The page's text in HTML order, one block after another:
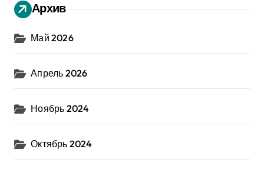
Архив
Май 2026
Апрель 2026
Ноябрь 2024
Октябрь 2024